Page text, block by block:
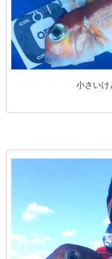
小さいけ